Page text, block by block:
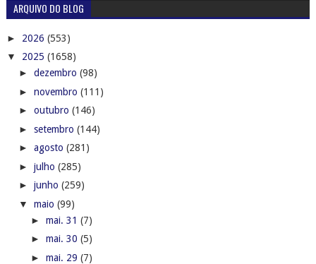
ARQUIVO DO BLOG
► 2026 (553)
▼ 2025 (1658)
► dezembro (98)
► novembro (111)
► outubro (146)
► setembro (144)
► agosto (281)
► julho (285)
► junho (259)
▼ maio (99)
► mai. 31 (7)
► mai. 30 (5)
► mai. 29 (7)